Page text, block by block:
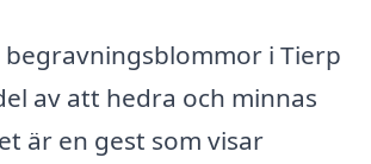
i Tierp
av att hedra och minnas
är en gest som visar